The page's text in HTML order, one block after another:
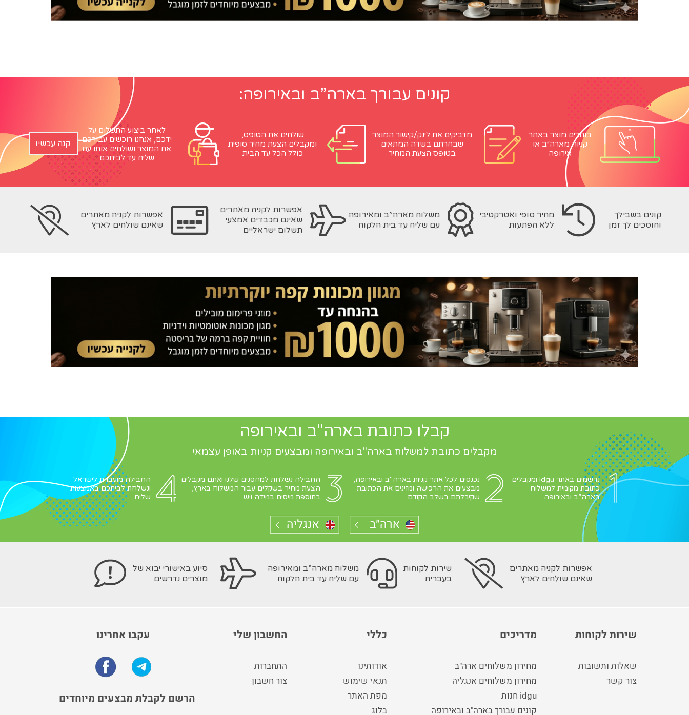
קונים עבורך בארה”ב ובאירופה:
בוחרים מוצר באתר
קניות מארה״ב או
אירופה
מדביקים את לינק/קישור המוצר
שבחרתם בשדה המתאים
בטופס הצעת המחיר
שולחים את הטופס,
ומקבלים הצעת מחיר סופית
כולל הכל עד הבית
לאחר ביצוע התשלום על
ידכם, אנחנו רוכשים עבורכם
את המוצר ושולחים אותו עם
שליח עד לביתכם
קנה עכשיו
קונים בשבילך
וחוסכים לך זמן
מחיר סופי ואטרקטיבי
ללא הפתעות
משלוח מארה”ב ומאירופה
עם שליח עד בית הלקוח
אפשרות לקניה מאתרים
שאינם מכבדים אמצעי
תשלום ישראליים
אפשרות לקניה מאתרים
שאינם שולחים לארץ
קבלו כתובת בארה"ב ובאירופה
מקבלים כתובת למשלוח בארה"ב ובאירופה ומבצעים קניות באופן עצמאי
נרשמים באתר idgu ומקבלים
כתובת מקומית למשלוח
בארה”ב ובאירופה
נכנסים לכל אתר קניות בארה"ב ובאירופה,
מבצעים את הרכישה ומזינים את הכתובת
שקיבלתם בשלב הקודם
החבילה נשלחת למחסנים שלנו ואתם מקבלים
הצעת מחיר בשקלים עבור המשלוח בארץ,
בתוספת מיסים במידה ויש
החבילה מועברת לישראל
ונשלחת לביתכם באמצעות
שליח.
אפשרות לקניה מאתרים
שאינם שולחים לארץ
שירות לקוחות
בעברית
משלוח מארה”ב ומאירופה
עם שליח עד בית הלקוח
סיוע באישורי יבוא של
מוצרים נדרשים
עקבו אחרינו
הרשם לקבלת מבצעים מיוחדים
החשבון שלי
התחברות
צור חשבון
כללי
אודותינו
תנאי שימוש
מפת האתר
בלוג
מדריכים
מחירון משלוחים ארה"ב
מחירון משלוחים אנגליה
idgu חנות
קונים עבורך בארה"ב ובאירופה
שירות לקוחות
שאלות ותשובות
צור קשר